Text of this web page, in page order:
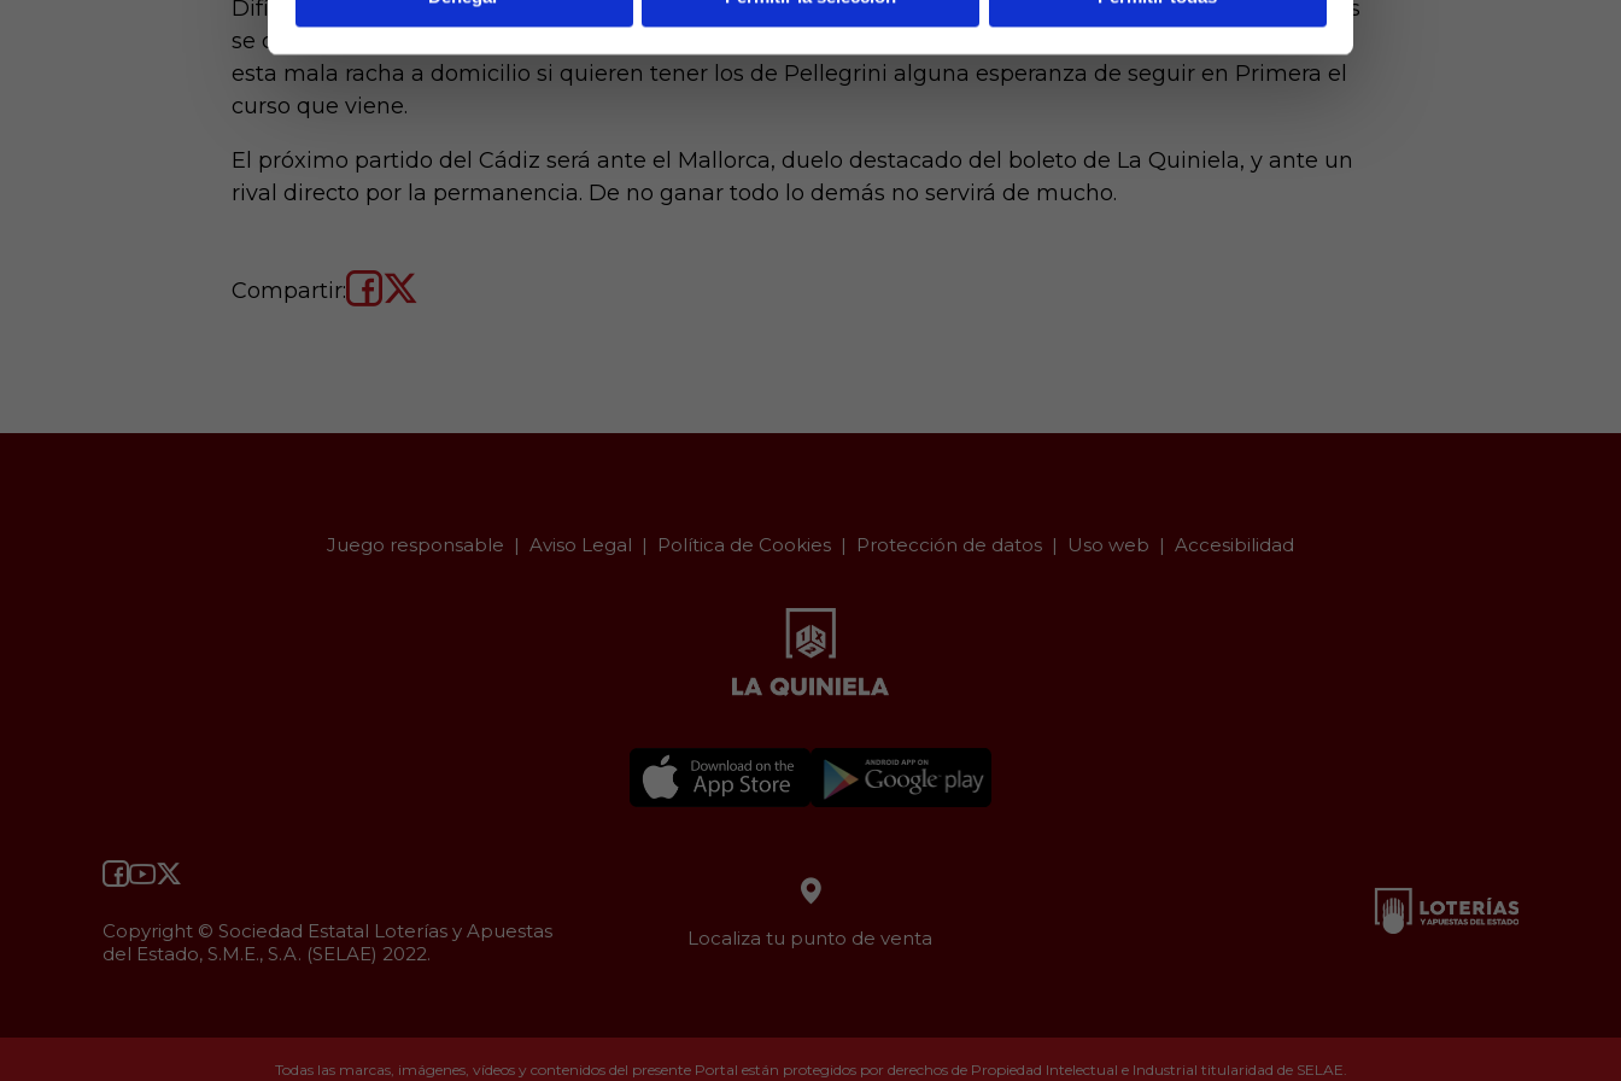
Difícil estadística pensando en lograr la permanencia. Restan 6 duelos para finalizar el curso, y al menos
se deberá ganar en cuatro de ellos, por lo que además de sumar ante su público habrá que poner fin a
esta mala racha a domicilio si quieren tener los de Pellegrini alguna esperanza de seguir en Primera el
curso que viene.
El próximo partido del Cádiz será ante el Mallorca, duelo destacado del boleto de La Quiniela, y ante un
rival directo por la permanencia. De no ganar todo lo demás no servirá de mucho.
Compartir:
Juego responsable Aviso Legal Política de Cookies Protección de datos Uso web Accesibilidad
Copyright © Sociedad Estatal Loterías y Apuestas
del Estado, S.M.E., S.A. (SELAE) 2022.
Localiza tu punto de venta
Todas las marcas, imágenes, vídeos y contenidos del presente Portal están protegidos por derechos de Propiedad Intelectual e Industrial titularidad de SELAE.